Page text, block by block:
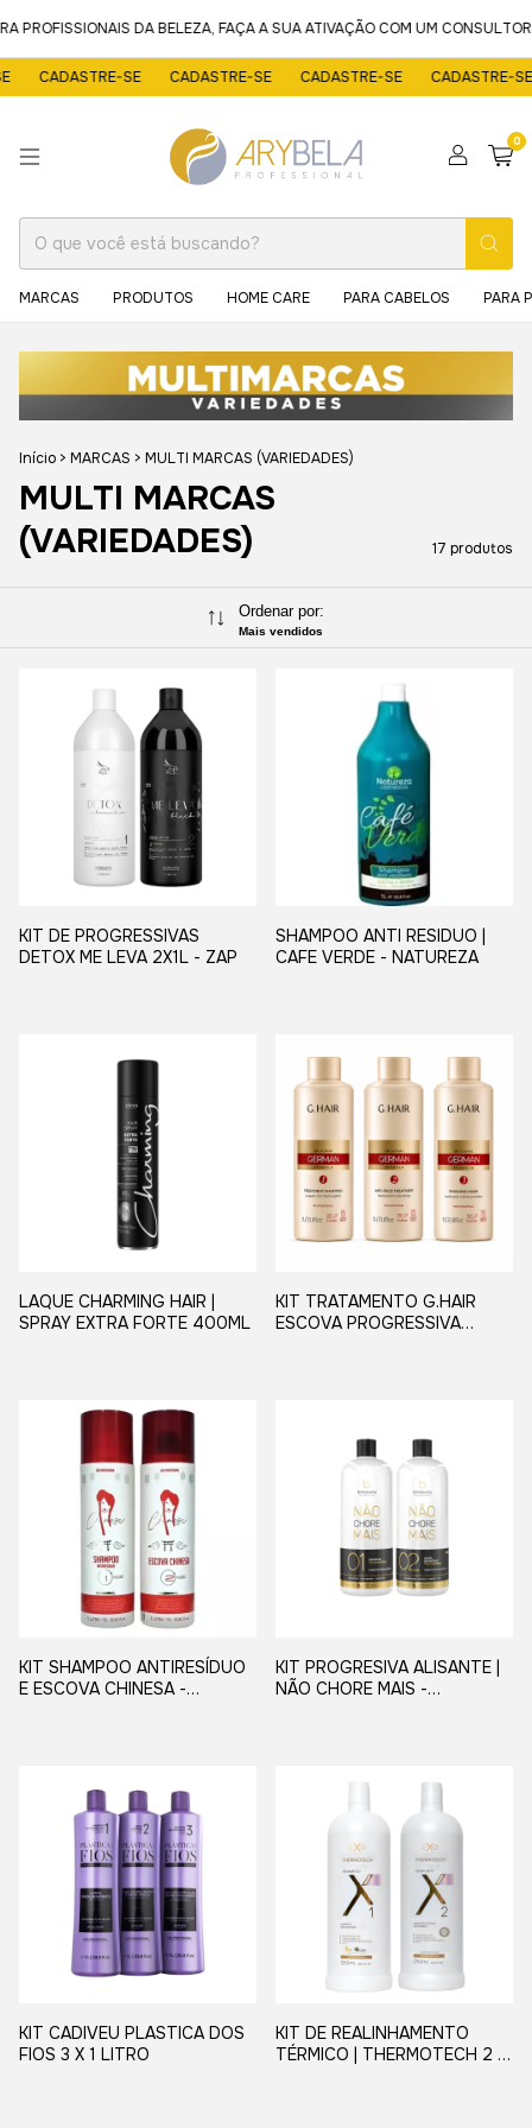
DA BELEZA, FAÇA A SUA ATIVAÇÃO COM UM CONSULTOR
CADASTRE-SE CADASTRE-SE CADASTRE-SE CADASTRE-SE
0
MARCAS PRODUTOS HOME CARE PARA CABELOS PARA
Início > MARCAS > MULTI MARCAS (VARIEDADES)
MULTI MARCAS
(VARIEDADES)
17 produtos
Ordenar por:
Mais vendidos
KIT DE PROGRESSIVAS
DETOX ME LEVA 2X1L - ZAP
SHAMPOO ANTI RESIDUO |
CAFE VERDE - NATUREZA
LAQUE CHARMING HAIR |
SPRAY EXTRA FORTE 400ML
KIT TRATAMENTO G.HAIR
ESCOVA PROGRESSIVA
KIT SHAMPOO ANTIRESÍDUO
E ESCOVA CHINESA -
KIT PROGRESIVA ALISANTE |
NÃO CHORE MAIS -
KIT CADIVEU PLASTICA DOS
FIOS 3 X 1 LITRO
KIT DE REALINHAMENTO
TÉRMICO | THERMOTECH 2 X